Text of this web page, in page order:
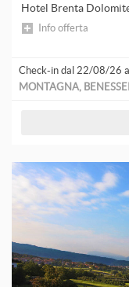
Hotel Brenta
Info offerta
Check-in dal 22/08/26
MONTAGNA,